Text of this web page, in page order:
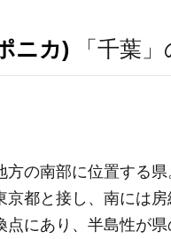
ニカ) 「千葉
方の南部に位置する
都と接し、南には
にあり、半島性が